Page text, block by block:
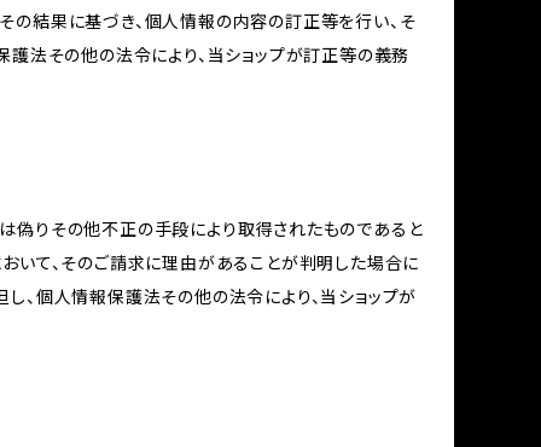
の結果に基づき、個人情報の内容の訂正等を行い、そ
護法その他の法令により、当ショップが訂正等の義務
偽りその他不正の手段により取得されたものであると
いて、そのご請求に理由があることが判明した場合に
、個人情報保護法その他の法令により、当ショップが